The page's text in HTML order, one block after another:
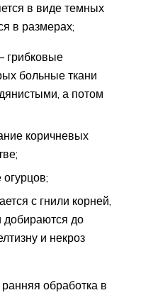
в виде темных
в размерах;
грибковые
больные ткани
а потом
коричневых
с гнили корней,
добираются до
и некроз
обработка в